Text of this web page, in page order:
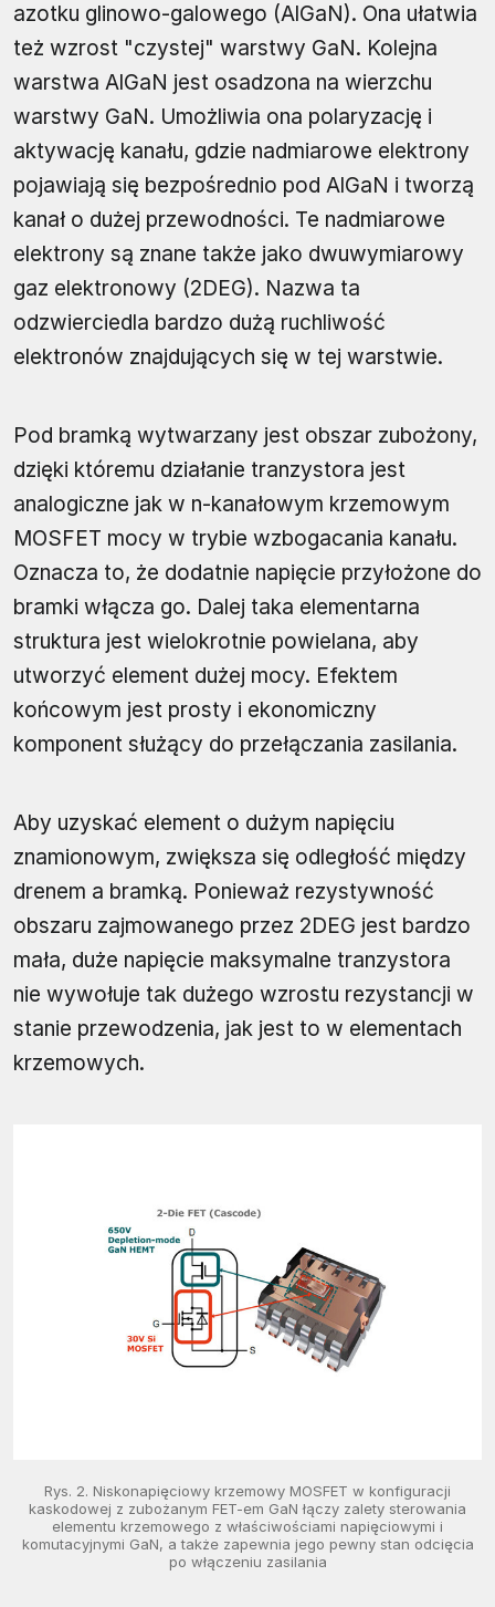
azotku glinowo-galowego (AlGaN). Ona ułatwia
też wzrost "czystej" warstwy GaN. Kolejna
warstwa AlGaN jest osadzona na wierzchu
warstwy GaN. Umożliwia ona polaryzację i
aktywację kanału, gdzie nadmiarowe elektrony
pojawiają się bezpośrednio pod AlGaN i tworzą
kanał o dużej przewodności. Te nadmiarowe
elektrony są znane także jako dwuwymiarowy
gaz elektronowy (2DEG). Nazwa ta
odzwierciedla bardzo dużą ruchliwość
elektronów znajdujących się w tej warstwie.
Pod bramką wytwarzany jest obszar zubożony,
dzięki któremu działanie tranzystora jest
analogiczne jak w n-kanałowym krzemowym
MOSFET mocy w trybie wzbogacania kanału.
Oznacza to, że dodatnie napięcie przyłożone do
bramki włącza go. Dalej taka elementarna
struktura jest wielokrotnie powielana, aby
utworzyć element dużej mocy. Efektem
końcowym jest prosty i ekonomiczny
komponent służący do przełączania zasilania.
Aby uzyskać element o dużym napięciu
znamionowym, zwiększa się odległość między
drenem a bramką. Ponieważ rezystywność
obszaru zajmowanego przez 2DEG jest bardzo
mała, duże napięcie maksymalne tranzystora
nie wywołuje tak dużego wzrostu rezystancji w
stanie przewodzenia, jak jest to w elementach
krzemowych.
Rys. 2. Niskonapięciowy krzemowy MOSFET w konfiguracji
kaskodowej z zubożanym FET-em GaN łączy zalety sterowania
elementu krzemowego z właściwościami napięciowymi i
komutacyjnymi GaN, a także zapewnia jego pewny stan odcięcia
po włączeniu zasilania